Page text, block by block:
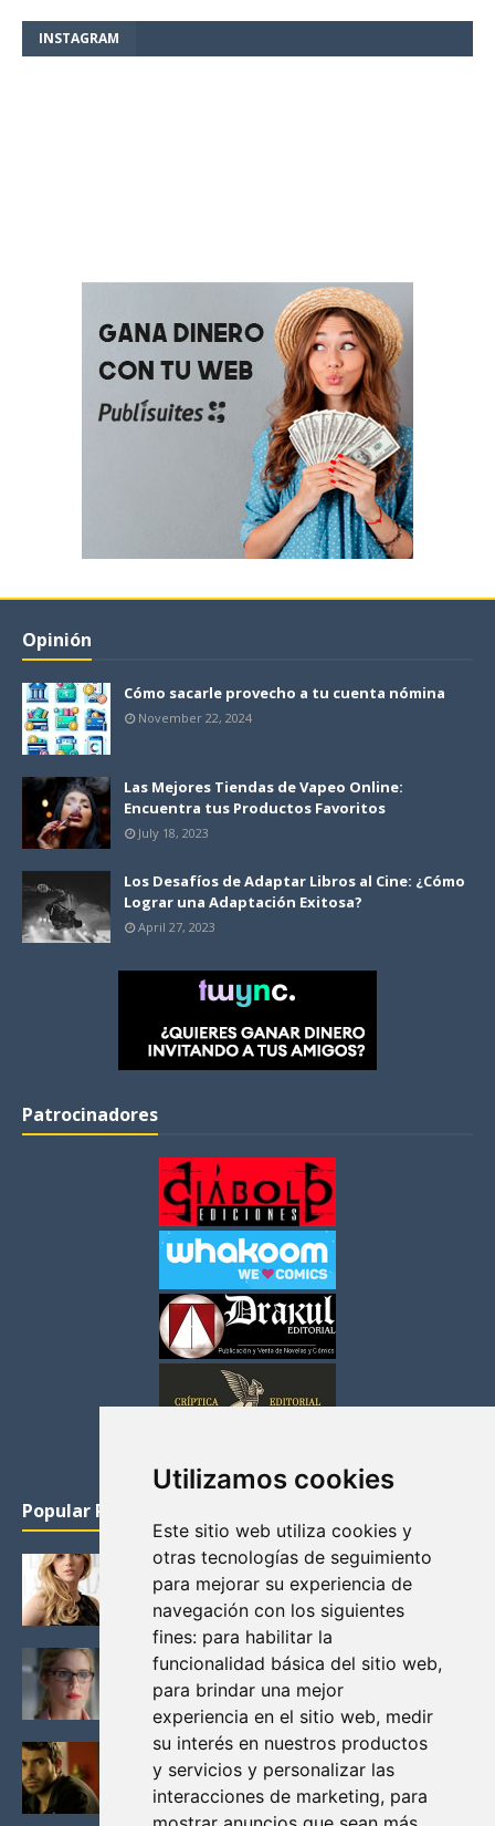
Utilizamos cookies
Este sitio web utiliza cookies y
otras tecnologías de seguimiento
para mejorar su experiencia de
navegación con los siguientes
fines: para habilitar la
funcionalidad básica del sitio web,
para brindar una mejor
experiencia en el sitio web, medir
su interés en nuestros productos
y servicios y personalizar las
interacciones de marketing, para
INSTAGRAM
Opinión
Cómo sacarle provecho a tu cuenta nómina
November 22, 2024
Las Mejores Tiendas de Vapeo Online:
Encuentra tus Productos Favoritos
July 18, 2023
Los Desafíos de Adaptar Libros al Cine: ¿Cómo
Lograr una Adaptación Exitosa?
April 27, 2023
Patrocinadores
Popular Posts
KATHERYN WINNICK: LA ACTRIZ MAS GUAPA DE
VIKINGOS
Junio 14, 2013
FELICITY (EMILY BETT RICKARDS), LAS FOTOS
MAS BONITAS DE LA ALIADA DE ARROW
Noviembre 30, 2013
BLACK MIRROR: TODA TU HISTORIA. EPISODIO 3.
LA CRITICA
Mayo 17, 2012